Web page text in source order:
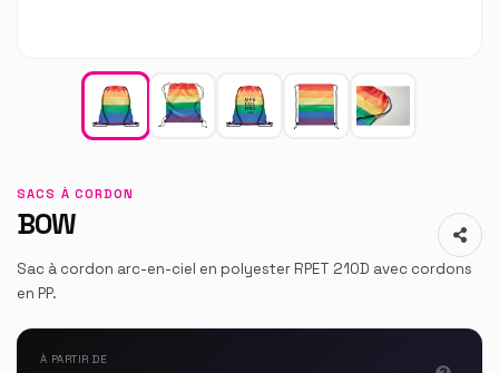
SACS À CORDON
BOW
Sac à cordon arc-en-ciel en polyester RPET 210D avec cordons
en PP.
À PARTIR DE